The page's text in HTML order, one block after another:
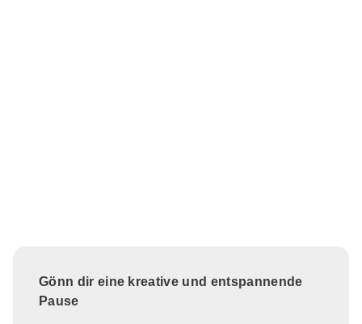
Gönn dir eine kreative und entspannende
Pause